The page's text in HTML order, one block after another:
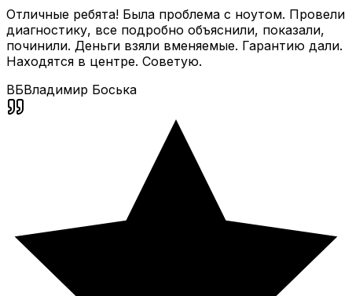
Отличные ребята! Была проблема с ноутом. Провели
диагностику, все подробно объяснили, показали,
починили. Деньги взяли вменяемые. Гарантию дали.
Находятся в центре. Советую.
ВБВладимир Боська